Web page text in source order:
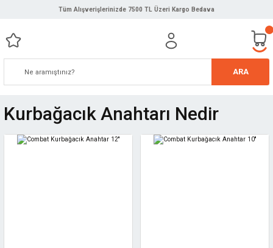
Tüm Alışverişlerinizde 7500 TL Üzeri Kargo Bedava
ARA
Kurbağacık Anahtarı Nedir